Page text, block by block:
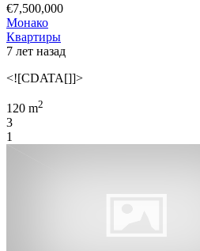
€7,500,000
Монако
Квартиры
7 лет назад
<![CDATA[]]>
120 m2
3
1